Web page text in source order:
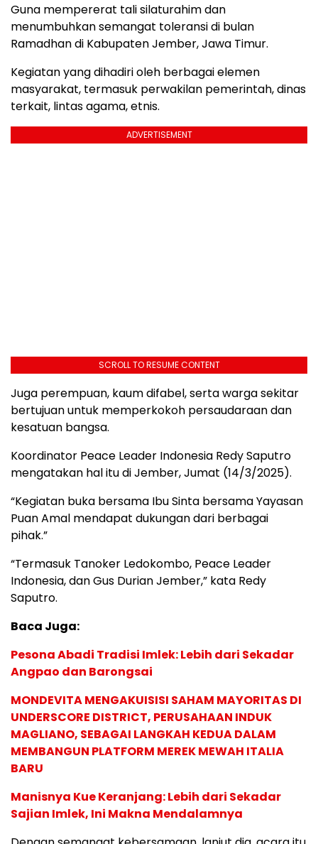
Guna mempererat tali silaturahim dan
menumbuhkan semangat toleransi di bulan
Ramadhan di Kabupaten Jember, Jawa Timur.
Kegiatan yang dihadiri oleh berbagai elemen
masyarakat, termasuk perwakilan pemerintah, dinas
terkait, lintas agama, etnis.
ADVERTISEMENT
SCROLL TO RESUME CONTENT
Juga perempuan, kaum difabel, serta warga sekitar
bertujuan untuk memperkokoh persaudaraan dan
kesatuan bangsa.
Koordinator Peace Leader Indonesia Redy Saputro
mengatakan hal itu di Jember, Jumat (14/3/2025).
“Kegiatan buka bersama Ibu Sinta bersama Yayasan
Puan Amal mendapat dukungan dari berbagai
pihak.”
“Termasuk Tanoker Ledokombo, Peace Leader
Indonesia, dan Gus Durian Jember,” kata Redy
Saputro.
Baca Juga:
Pesona Abadi Tradisi Imlek: Lebih dari Sekadar
Angpao dan Barongsai
MONDEVITA MENGAKUISISI SAHAM MAYORITAS DI
UNDERSCORE DISTRICT, PERUSAHAAN INDUK
MAGLIANO, SEBAGAI LANGKAH KEDUA DALAM
MEMBANGUN PLATFORM MEREK MEWAH ITALIA
BARU
Manisnya Kue Keranjang: Lebih dari Sekadar
Sajian Imlek, Ini Makna Mendalamnya